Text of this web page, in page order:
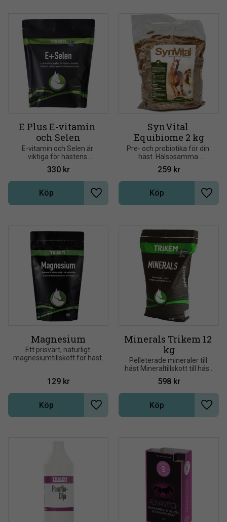
E Plus E-vitamin
och Selen
E-vitamin och Selen är
viktiga för hästens
muskelfunktioner. E-
vitamin och Selen arbetar
tillsammans och förstärker
varandras funktion
330kr
Lägg till i önskelista
Köp
SynVital
Equibiome 2 kg
Pre- och probiotika för din
häst. Hälsosamma
bakterier för en förbättrad
tarmflora
259kr
Lägg
Köp
Magnesium
Ett prisvärt, naturligt
magnesiumtillskott för häst.
129kr
Lägg till i önskelista
Köp
Minerals Trikem 12
kg
Pelleterade mineraler till
häst Mineraltillskott till häst
för komplettering av den
dagliga foderstaten
598kr
Lägg
Köp